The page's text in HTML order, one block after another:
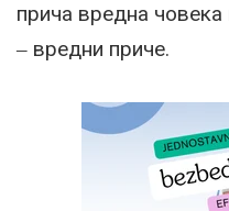
прича вредна
‒ вредни приче.